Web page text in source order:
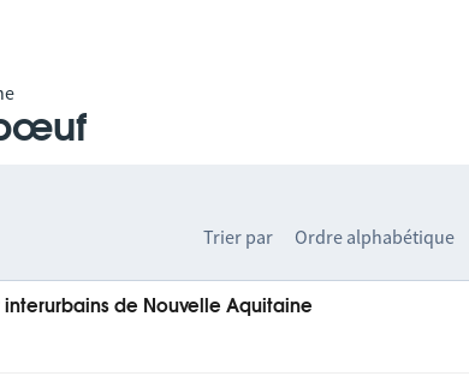
Trier par Ordre alphabétique
de Nouvelle Aquitaine